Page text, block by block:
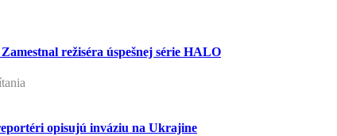
režiséra úspešnej série HALO
opisujú inváziu na Ukrajine